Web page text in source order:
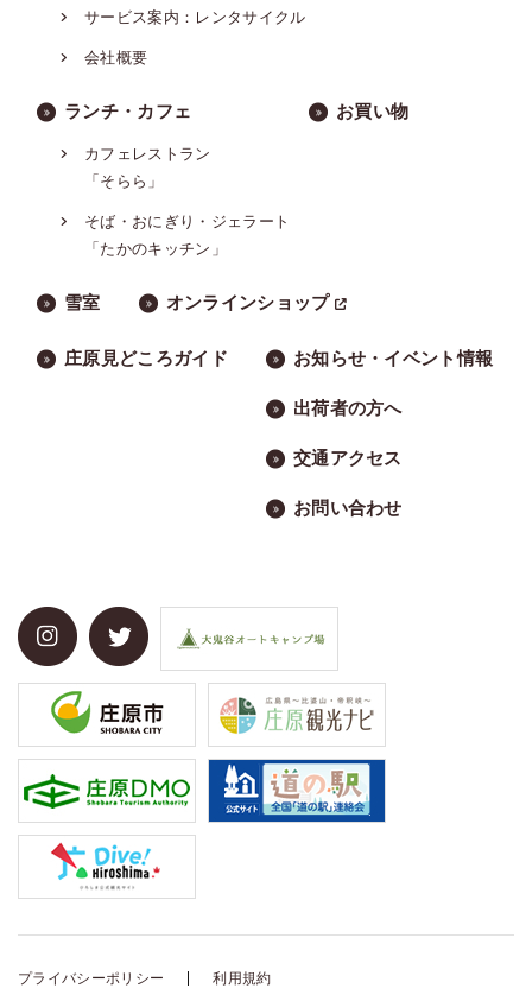
サービス案内：レンタサイクル
会社概要
ランチ・カフェ
カフェレストラン
「そらら」
そば・おにぎり・ジェラート
「たかのキッチン」
お買い物
雪室 オンラインショップ
庄原見どころガイド お知らせ・イベント情報
出荷者の方へ
交通アクセス
お問い合わせ
プライバシーポリシー 利用規約